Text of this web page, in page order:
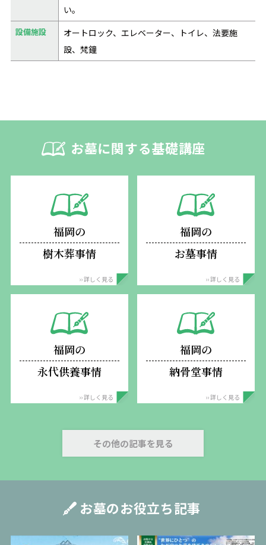
い。
設備施設
オートロック、エレベーター、トイレ、法要施
設、梵鐘
お墓に関する基礎講座
福岡の
樹木葬事情
›› 詳しく見る
福岡の
お墓事情
›› 詳しく見る
福岡の
永代供養事情
›› 詳しく見る
福岡の
納骨堂事情
›› 詳しく見る
その他の記事を見る
お墓のお役立ち記事